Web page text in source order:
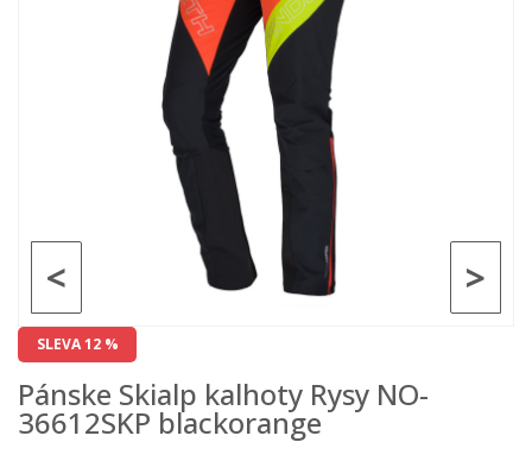
>
<
SLEVA 12 %
Pánske Skialp kalhoty Rysy NO-
36612SKP blackorange